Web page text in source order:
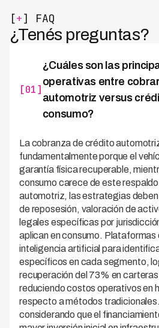
[+] FAQ
¿Tenés preguntas?
[01]
¿Cuáles son las
operativas entre
automotriz versus
consumo?
La cobranza de crédito
fundamentalmente porque el
garantía física recuperable,
consumo carece de este
automotriz, las estrategias
de reposesión, valoración de
legales específicas por
aplican en consumo. Plataformas
inteligencia artificial para
específicos en cada segmento,
recuperación del 73% en
reduciendo costos operativos en
respecto a métodos
considerando que el